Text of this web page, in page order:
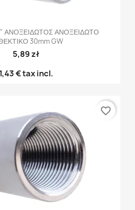
ΑΝΟΞΕΙΔΩΤΟΣ ΑΝΟΞΕΙΔΩΤΟ
30mm GW
5,89 zł
1,43 €tax incl.
favorite_border